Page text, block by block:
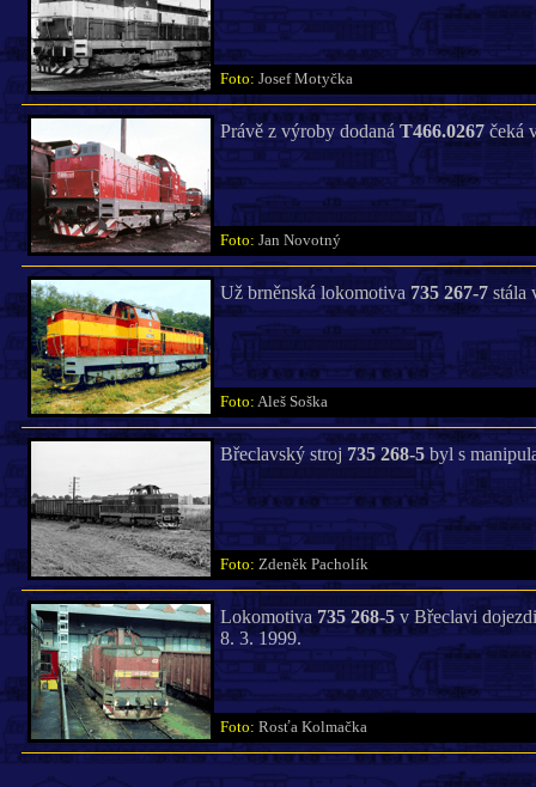
Foto: Josef Motyčka
Právě z výroby dodaná T466.0267čeká
Foto: Jan Novotný
Už brněnská lokomotiva735 267-7stála
Foto: Aleš Soška
Břeclavský stroj 735 268-5byl s
Foto: Zdeněk Pacholík
Lokomotiva 735 268-5v Břeclavi
8. 3. 1999.
Foto: Rosťa Kolmačka